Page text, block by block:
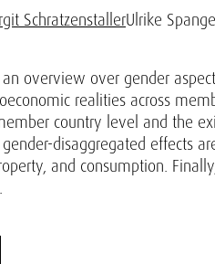
SchratzenstallerUlrike
overview over gender
realities across
country level and the
gender-disaggregated effects
and consumption.